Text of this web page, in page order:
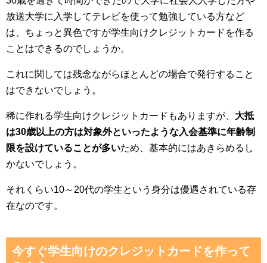
放送大学に入学してテレビを使って勉強している方など
は、ちょっと異色ですが学生向けクレジットカードを作る
ことはできるのでしょうか。
これに関しては残念ながらほとんどの場合で発行すること
はできないでしょう。
稀に作れる学生向けクレジットカードもありますが、 大抵
は30歳以上の方は対象外といったような入会基準に年齢制
限を設けていることが多いため、基本的にはあきらめるし
かないでしょう。
それくらい10～20代の学生という身分は優遇されている存
在なのです。
今すぐ学生向けのクレジットカードを作って